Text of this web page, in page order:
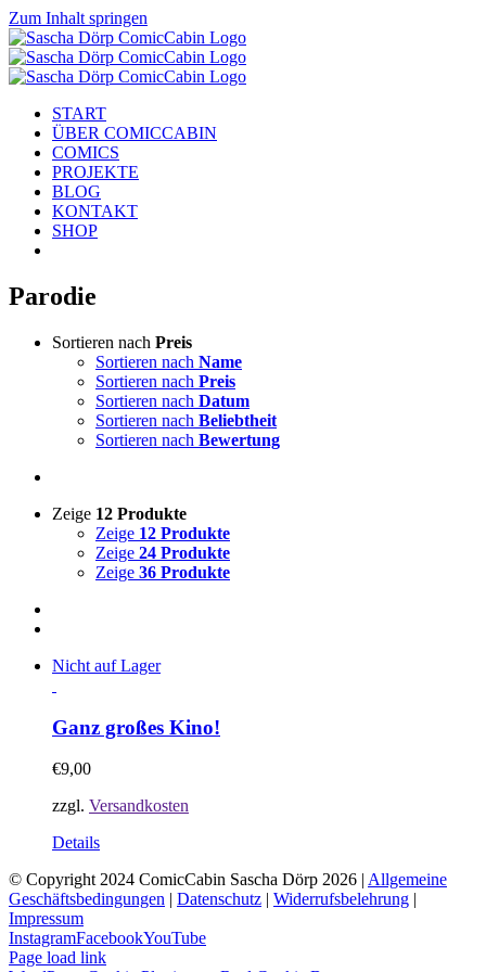
Zum Inhalt springen
START
ÜBER COMICCABIN
COMICS
PROJEKTE
BLOG
KONTAKT
SHOP
Parodie
Sortieren nach Preis
Sortieren nach Name
Sortieren nach Preis
Sortieren nach Datum
Sortieren nach Beliebtheit
Sortieren nach Bewertung
Zeige 12 Produkte
Zeige 12 Produkte
Zeige 24 Produkte
Zeige 36 Produkte
Nicht auf Lager
Ganz großes Kino!
€9,00
zzgl. Versandkosten
Details
© Copyright 2024 ComicCabin Sascha Dörp 2026 | Allgemeine
Geschäftsbedingungen | Datenschutz | Widerrufsbelehrung |
Impressum
InstagramFacebookYouTube
Page load link